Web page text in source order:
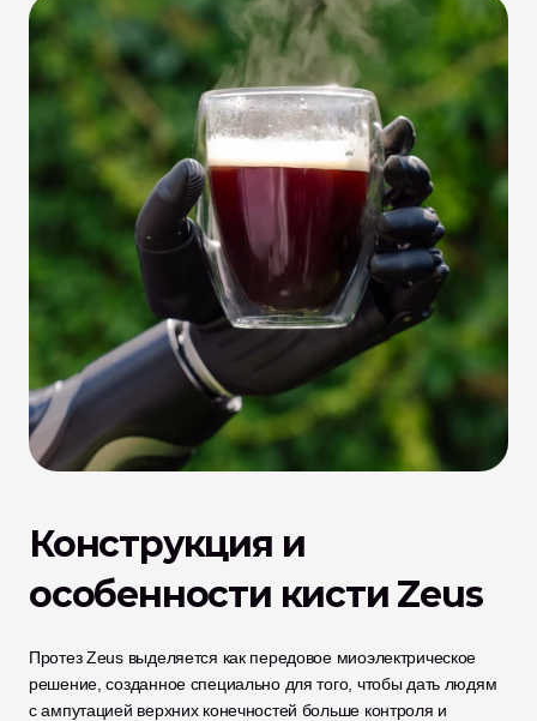
Конструкция и
особенности кисти Zeus
Протез Zeus выделяется как передовое миоэлектрическое
решение, созданное специально для того, чтобы дать людям
с ампутацией верхних конечностей больше контроля и